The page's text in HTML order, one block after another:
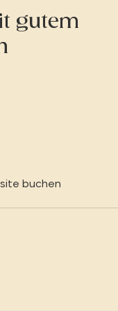
gutem
buchen